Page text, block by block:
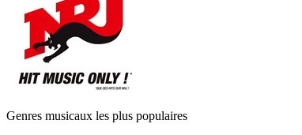
Genres musicaux les plus populaires